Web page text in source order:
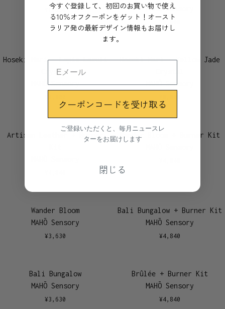
1,650
MAHŌ Sensory
8,800
Hoseki Mari - Lapis Lazuli
Crystal
MAHŌ Sensory
Hoseki Mari - Yellow Jade
MAHŌ Sensory
Artisan Leather + Burner
Wander Bloom + Burner Kit
Wander Bloom
MAHŌ Sensory
¥3,630
Bali Bungalow + Burner Kit
MAHŌ Sensory
¥4,840
Bali Bungalow
MAHŌ Sensory
¥3,630
Brûlée + Burner Kit
MAHŌ Sensory
¥4,840
今すぐ登録して、初回のお買い物で使え
る10％オフクーポンをゲット！オースト
ラリア発の最新デザイン情報もお届けし
ます。
クーポンコードを受け取る
ご登録いただくと、毎月ニュースレ
ターをお届けします
閉じる